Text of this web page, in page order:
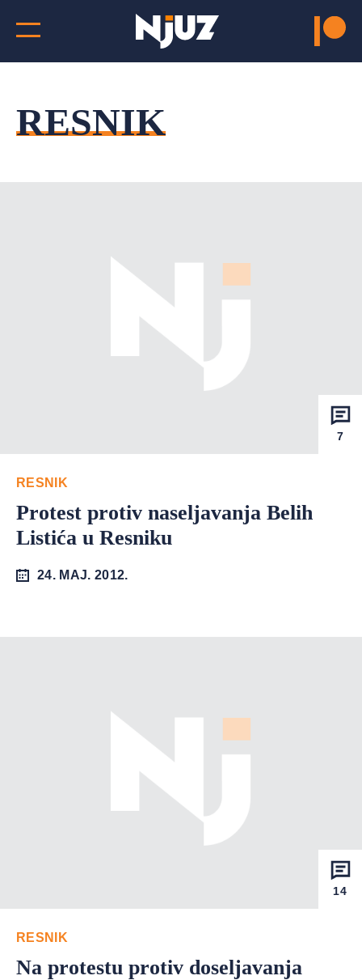
RESNIK
7
RESNIK
Protest protiv naseljavanja Belih
Listića u Resniku
24. MAJ. 2012.
14
RESNIK
Na protestu protiv doseljavanja